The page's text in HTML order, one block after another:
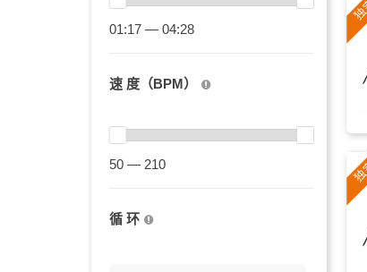
积极
柔和
激励 (135)
乐趣
01:17 — 04:28
速 度（BPM）
50 — 210
循 环